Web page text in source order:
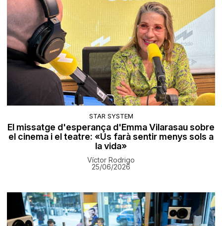
STAR SYSTEM
El missatge d'esperança d'Emma Vilarasau sobre
el cinema i el teatre: «Us farà sentir menys sols a
la vida»
Víctor Rodrigo
25/06/2026